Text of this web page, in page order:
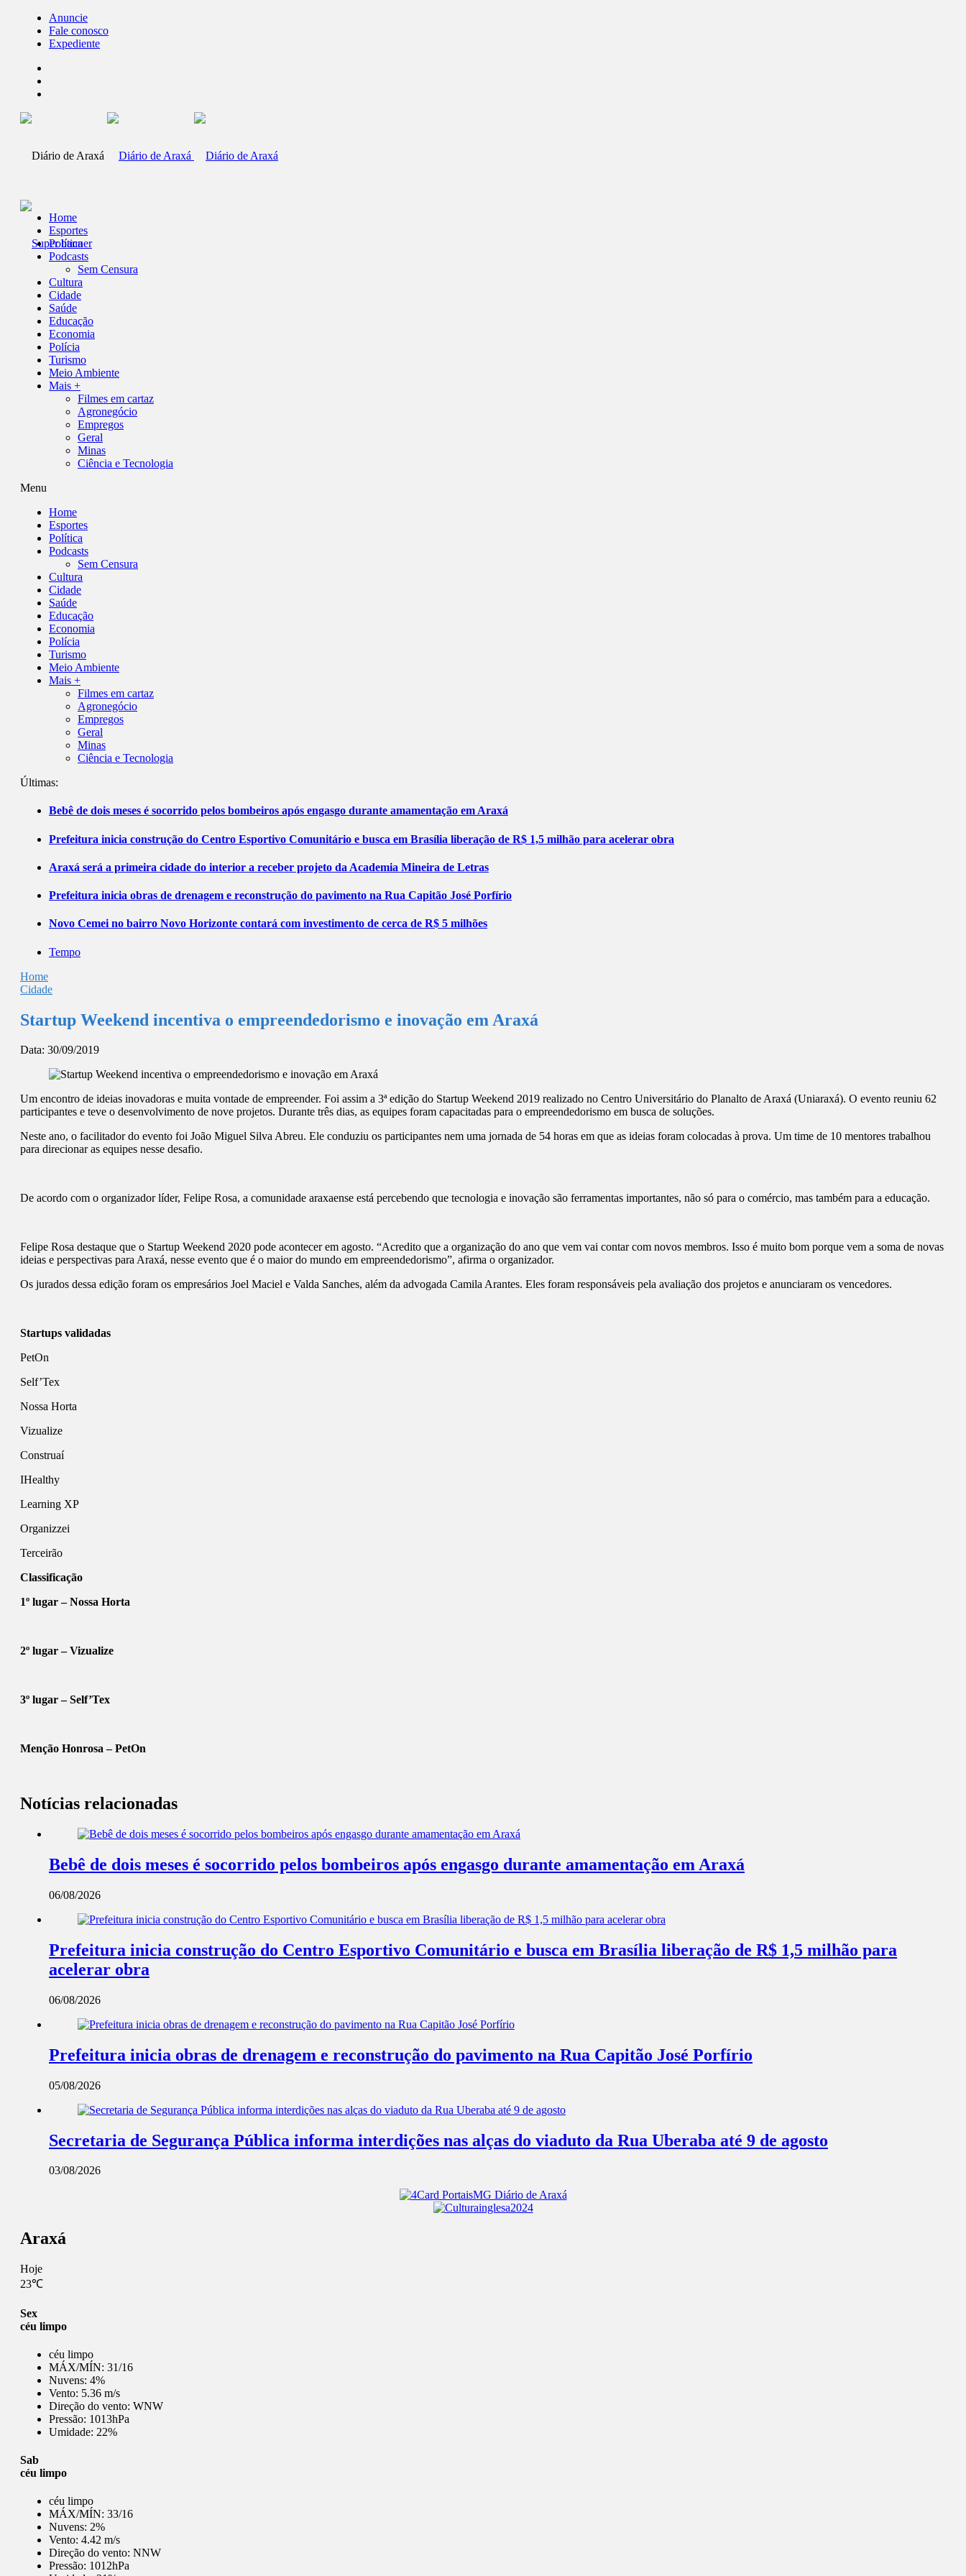
Anuncie
Fale conosco
Expediente
Home
Esportes
Política
Podcasts
Sem Censura
Cultura
Cidade
Saúde
Educação
Economia
Polícia
Turismo
Meio Ambiente
Mais +
Filmes em cartaz
Agronegócio
Empregos
Geral
Minas
Ciência e Tecnologia
Menu
Home
Esportes
Política
Podcasts
Sem Censura
Cultura
Cidade
Saúde
Educação
Economia
Polícia
Turismo
Meio Ambiente
Mais +
Filmes em cartaz
Agronegócio
Empregos
Geral
Minas
Ciência e Tecnologia
Últimas:
Bebê de dois meses é socorrido pelos bombeiros após engasgo durante amamentação em Araxá
Prefeitura inicia construção do Centro Esportivo Comunitário e busca em Brasília liberação de R$ 1,5 milhão para acelerar obra
Araxá será a primeira cidade do interior a receber projeto da Academia Mineira de Letras
Prefeitura inicia obras de drenagem e reconstrução do pavimento na Rua Capitão José Porfírio
Novo Cemei no bairro Novo Horizonte contará com investimento de cerca de R$ 5 milhões
Tempo
Home
Cidade
Startup Weekend incentiva o empreendedorismo e inovação em Araxá
Data: 30/09/2019
Um encontro de ideias inovadoras e muita vontade de empreender. Foi assim a 3ª edição do Startup Weekend 2019 realizado no Centro Universitário do Planalto de Araxá (Uniaraxá). O evento reuniu 62
participantes e teve o desenvolvimento de nove projetos. Durante três dias, as equipes foram capacitadas para o empreendedorismo em busca de soluções.
Neste ano, o facilitador do evento foi João Miguel Silva Abreu. Ele conduziu os participantes nem uma jornada de 54 horas em que as ideias foram colocadas à prova. Um time de 10 mentores trabalhou
para direcionar as equipes nesse desafio.
De acordo com o organizador líder, Felipe Rosa, a comunidade araxaense está percebendo que tecnologia e inovação são ferramentas importantes, não só para o comércio, mas também para a educação.
Felipe Rosa destaque que o Startup Weekend 2020 pode acontecer em agosto. “Acredito que a organização do ano que vem vai contar com novos membros. Isso é muito bom porque vem a soma de novas
ideias e perspectivas para Araxá, nesse evento que é o maior do mundo em empreendedorismo”, afirma o organizador.
Os jurados dessa edição foram os empresários Joel Maciel e Valda Sanches, além da advogada Camila Arantes. Eles foram responsáveis pela avaliação dos projetos e anunciaram os vencedores.
Startups validadas
PetOn
Self’Tex
Nossa Horta
Vizualize
Construaí
IHealthy
Learning XP
Organizzei
Terceirão
Classificação
1º lugar – Nossa Horta
2º lugar – Vizualize
3º lugar – Self’Tex
Menção Honrosa – PetOn
Notícias relacionadas
Bebê de dois meses é socorrido pelos bombeiros após engasgo durante amamentação em Araxá
06/08/2026
Prefeitura inicia construção do Centro Esportivo Comunitário e busca em Brasília liberação de R$ 1,5 milhão para
acelerar obra
06/08/2026
Prefeitura inicia obras de drenagem e reconstrução do pavimento na Rua Capitão José Porfírio
05/08/2026
Secretaria de Segurança Pública informa interdições nas alças do viaduto da Rua Uberaba até 9 de agosto
03/08/2026
Araxá
Hoje
23℃
Sex
céu limpo
céu limpo
MÁX/MÍN: 31/16
Nuvens: 4%
Vento: 5.36 m/s
Direção do vento: WNW
Pressão: 1013hPa
Umidade: 22%
Sab
céu limpo
céu limpo
MÁX/MÍN: 33/16
Nuvens: 2%
Vento: 4.42 m/s
Direção do vento: NNW
Pressão: 1012hPa